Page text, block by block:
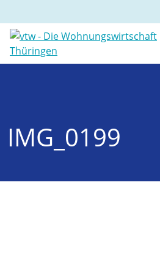
IMG_0199